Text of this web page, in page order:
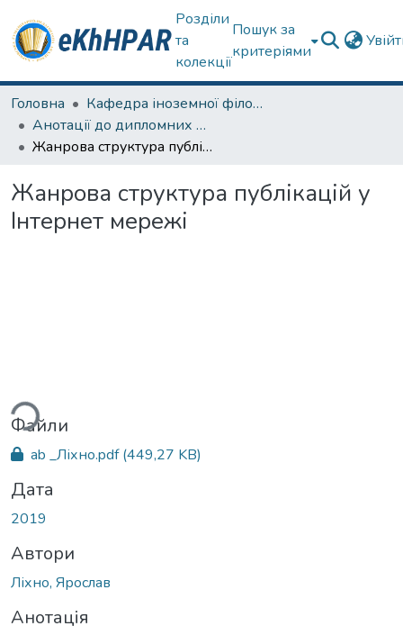
Розділи
та
колекції
Пошук за
критеріями
Головна
Кафедра іноземної філології
Анотації до дипломних робіт
Жанрова структура публікацій у Інтернет мережі
Жанрова структура публікацій у
Інтернет мережі
Файли
ab _Ліхно.pdf(449,27 KB)
Дата
2019
Автори
Ліхно, Ярослав
Анотація